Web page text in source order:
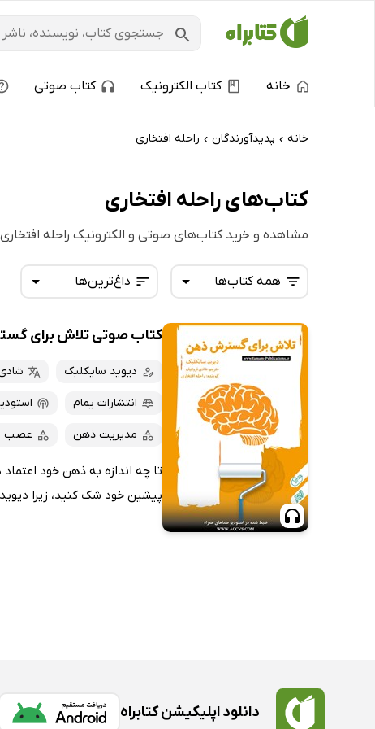
خانه کتاب الکترونیک کتاب صوتی
خانه › پدیدآورندگان › راحله افتخاری
کتاب‌های راحله افتخاری
مشاهده و خرید کتاب‌های صوتی و الکترونیک راحله افتخاری
داغ‌ترین‌ها
تازه‌ها
داغ‌ترین‌ها
پرفروش‌ها
پربحث‌ها
همه کتاب‌ها
همه کتاب‌ها
کتاب‌های صوتی
کتاب‌های متنی
کتاب صوتی تلاش برای
دیوید سایکلبک
انتشارات یمام
مدیریت ذهن عصب
تا چه اندازه به ذهن خود
پیشین خود شک کنید، زیرا
دانلود اپلیکیشن کتابراه